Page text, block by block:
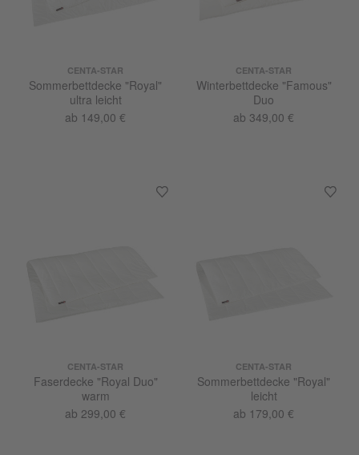
CENTA-STAR
Sommerbettdecke "Royal"
ultra leicht
ab 149,00 €
CENTA-STAR
Winterbettdecke "Famous"
Duo
ab 349,00 €
CENTA-STAR
Faserdecke "Royal Duo"
warm
ab 299,00 €
CENTA-STAR
Sommerbettdecke "Royal"
leicht
ab 179,00 €